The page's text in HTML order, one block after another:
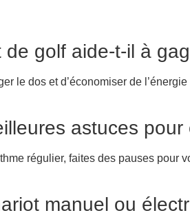
golf aide-t-il à
le dos et d’économiser de
astuces
régulier, faites des pauses pour
manuel ou